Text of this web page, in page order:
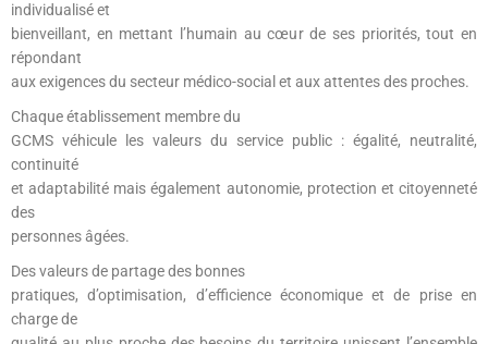
individualisé et
bienveillant, en mettant l’humain au cœur de ses priorités, tout en
répondant
aux exigences du secteur médico-social et aux attentes des proches.
Chaque établissement membre du
GCMS véhicule les valeurs du service public : égalité, neutralité,
continuité
et adaptabilité mais également autonomie, protection et citoyenneté
des
personnes âgées.
Des valeurs de partage des bonnes
pratiques, d’optimisation, d’efficience économique et de prise en
charge de